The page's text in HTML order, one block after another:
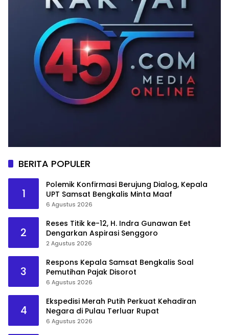
BERITA POPULER
1
Polemik Konfirmasi Berujung Dialog, Kepala
UPT Samsat Bengkalis Minta Maaf
6 Agustus 2026
2
Reses Titik ke-12, H. Indra Gunawan Eet
Dengarkan Aspirasi Senggoro
2 Agustus 2026
3
Respons Kepala Samsat Bengkalis Soal
Pemutihan Pajak Disorot
6 Agustus 2026
4
Ekspedisi Merah Putih Perkuat Kehadiran
Negara di Pulau Terluar Rupat
6 Agustus 2026